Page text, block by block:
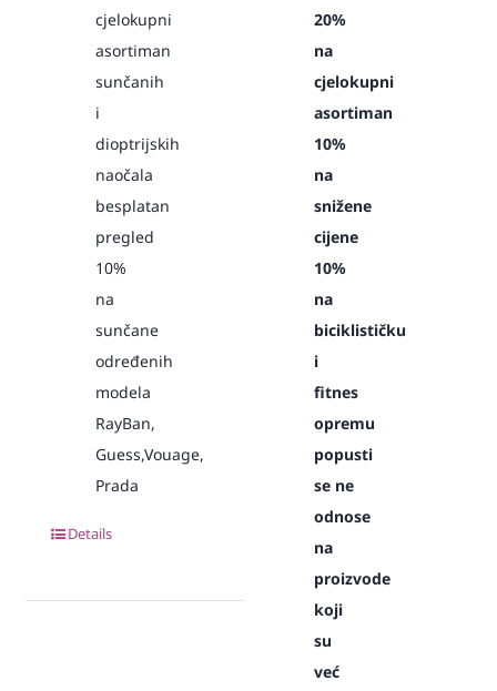
cjelokupni
asortiman
sunčanih
i
dioptrijskih
naočala
besplatan
pregled
10%
na
sunčane
određenih
modela
RayBan,
Guess,Vouage,
Prada
Details
20%
na
cjelokupni
asortiman
10%
na
snižene
cijene
10%
na
biciklističku
i
fitnes
opremu
popusti
se ne
odnose
na
proizvode
koji
su
već